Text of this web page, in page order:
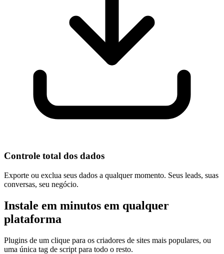
Controle total dos dados
Exporte ou exclua seus dados a qualquer momento. Seus leads, suas
conversas, seu negócio.
Instale em minutos em qualquer
plataforma
Plugins de um clique para os criadores de sites mais populares, ou
uma única tag de script para todo o resto.